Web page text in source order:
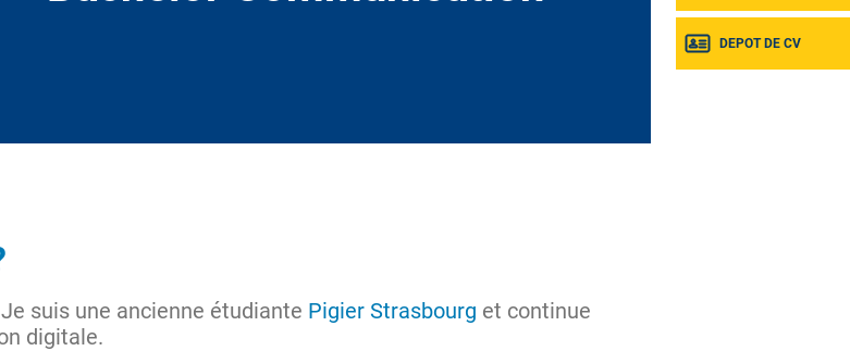
DEPOT DE CV
suis une ancienne étudiante Pigier Strasbourg et continue
digitale.